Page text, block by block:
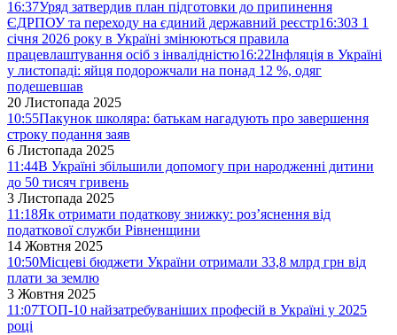
16:37Уряд затвердив план підготовки до припинення
ЄДРПОУ та переходу на єдиний державний реєстр16:30З 1
січня 2026 року в Україні змінюються правила
працевлаштування осіб з інвалідністю16:22Інфляція в Україні
у листопаді: яйця подорожчали на понад 12 %, одяг
подешевшав
20 Листопада 2025
10:55Пакунок школяра: батькам нагадують про завершення
строку подання заяв
6 Листопада 2025
11:44В Україні збільшили допомогу при народженні дитини
до 50 тисяч гривень
3 Листопада 2025
11:18Як отримати податкову знижку: роз’яснення від
податкової служби Рівненщини
14 Жовтня 2025
10:50Місцеві бюджети України отримали 33,8 млрд грн від
плати за землю
3 Жовтня 2025
11:07ТОП-10 найзатребуваніших професій в Україні у 2025
році